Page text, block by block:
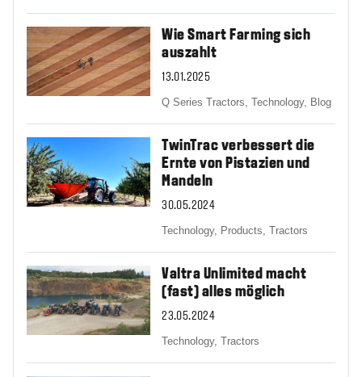
Wie Smart Farming sich
auszahlt
13.01.2025
Q Series Tractors,Technology, Blog
TwinTrac verbessert die
Ernte von Pistazien und
Mandeln
30.05.2024
Technology, Products,Tractors
Valtra Unlimited macht
(fast) alles möglich
23.05.2024
Technology,Tractors